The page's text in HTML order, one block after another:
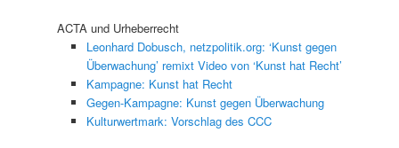
ACTA und Urheberrecht
Leonhard Dobusch, netzpolitik.org: ‘Kunst gegen
Überwachung’ remixt Video von ‘Kunst hat Recht’
Kampagne: Kunst hat Recht
Gegen-Kampagne: Kunst gegen Überwachung
Kulturwertmark: Vorschlag des CCC